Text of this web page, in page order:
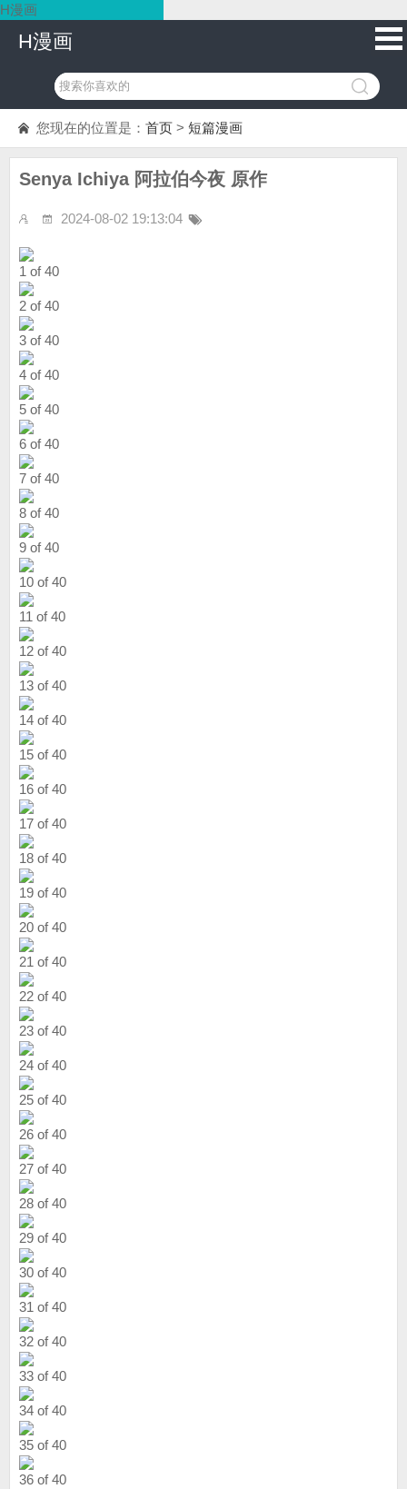
H漫画
H漫画
您现在的位置是： 首页 > 短篇漫画
Senya Ichiya 阿拉伯今夜 原作
2024-08-02 19:13:04
1 of 40
2 of 40
3 of 40
4 of 40
5 of 40
6 of 40
7 of 40
8 of 40
9 of 40
10 of 40
11 of 40
12 of 40
13 of 40
14 of 40
15 of 40
16 of 40
17 of 40
18 of 40
19 of 40
20 of 40
21 of 40
22 of 40
23 of 40
24 of 40
25 of 40
26 of 40
27 of 40
28 of 40
29 of 40
30 of 40
31 of 40
32 of 40
33 of 40
34 of 40
35 of 40
36 of 40